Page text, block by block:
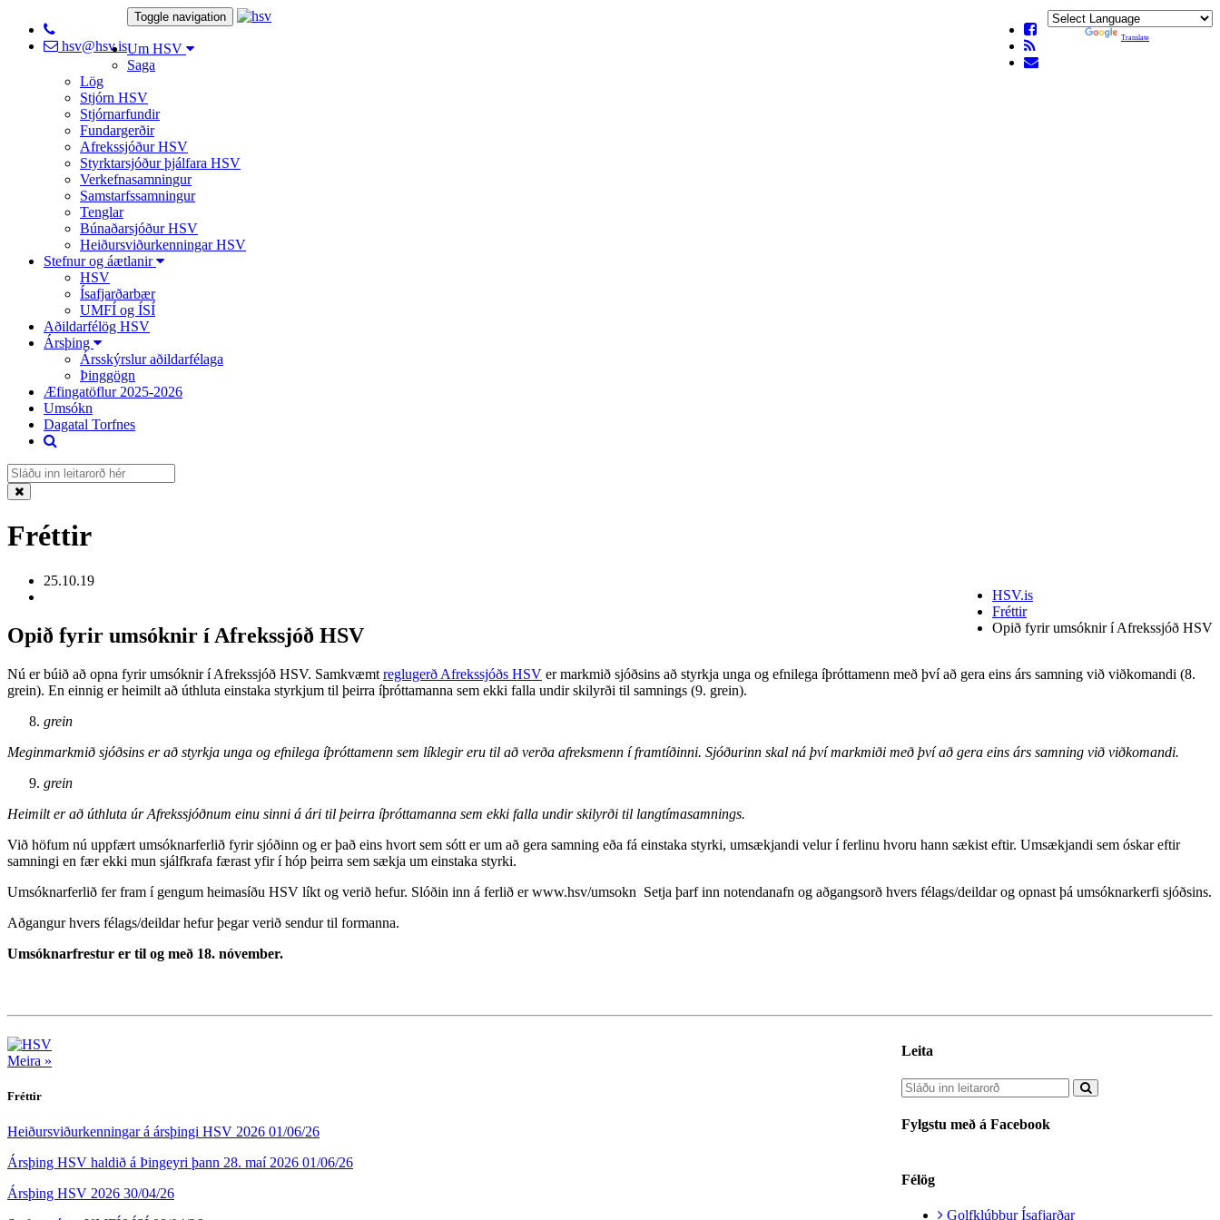
hsv@hsv.is
Translate
Toggle navigation
Um HSV
Saga
Lög
Stjórn HSV
Stjórnarfundir
Fundargerðir
Afrekssjóður HSV
Styrktarsjóður þjálfara HSV
Verkefnasamningur
Samstarfssamningur
Tenglar
Búnaðarsjóður HSV
Heiðursviðurkenningar HSV
Stefnur og áætlanir
HSV
Ísafjarðarbær
UMFÍ og ÍSÍ
Aðildarfélög HSV
Ársþing
Ársskýrslur aðildarfélaga
Þinggögn
Æfingatöflur 2025-2026
Umsókn
Dagatal Torfnes
Fréttir
HSV.is
Fréttir
Opið fyrir umsóknir í Afrekssjóð HSV
25.10.19
Opið fyrir umsóknir í Afrekssjóð HSV
Nú er búið að opna fyrir umsóknir í Afrekssjóð HSV. Samkvæmt reglugerð Afrekssjóðs HSV er markmið sjóðsins að styrkja unga og efnilega íþróttamenn með því að gera eins árs samning við viðkomandi (8.
grein). En einnig er heimilt að úthluta einstaka styrkjum til þeirra íþróttamanna sem ekki falla undir skilyrði til samnings (9. grein).
grein
Meginmarkmið sjóðsins er að styrkja unga og efnilega íþróttamenn sem líklegir eru til að verða afreksmenn í framtíðinni. Sjóðurinn skal ná því markmiði með því að gera eins árs samning við viðkomandi.
grein
Heimilt er að úthluta úr Afrekssjóðnum einu sinni á ári til þeirra íþróttamanna sem ekki falla undir skilyrði til langtímasamnings.
Við höfum nú uppfært umsóknarferlið fyrir sjóðinn og er það eins hvort sem sótt er um að gera samning eða fá einstaka styrki, umsækjandi velur í ferlinu hvoru hann sækist eftir. Umsækjandi sem óskar eftir
samningi en fær ekki mun sjálfkrafa færast yfir í hóp þeirra sem sækja um einstaka styrki.
Umsóknarferlið fer fram í gengum heimasíðu HSV líkt og verið hefur. Slóðin inn á ferlið er www.hsv/umsokn Setja þarf inn notendanafn og aðgangsorð hvers félags/deildar og opnast þá umsóknarkerfi sjóðsins.
Aðgangur hvers félags/deildar hefur þegar verið sendur til formanna.
Umsóknarfrestur er til og með 18. nóvember.
Leita
Fylgstu með á Facebook
Félög
Golfklúbbur Ísafjarðar
Meira »
Fréttir
Heiðursviðurkenningar á ársþingi HSV 2026 01/06/26
Ársþing HSV haldið á Þingeyri þann 28. maí 2026 01/06/26
Ársþing HSV 2026 30/04/26